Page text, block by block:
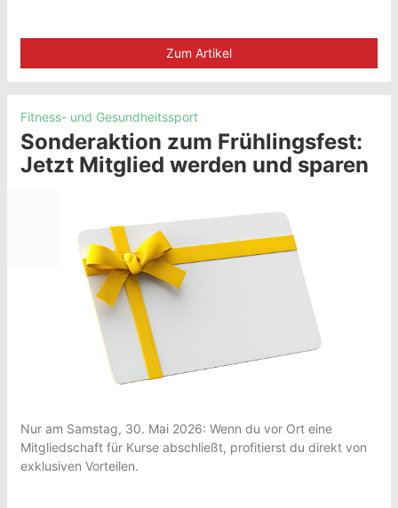
Zum Artikel
Fitness- und Gesundheitssport
Sonderaktion zum Frühlingsfest:
Jetzt Mitglied werden und sparen
Nur am Samstag, 30. Mai 2026: Wenn du vor Ort eine
Mitgliedschaft für Kurse abschließt, profitierst du direkt von
exklusiven Vorteilen.